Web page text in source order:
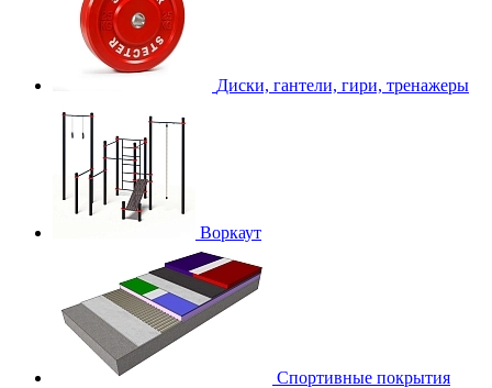
Диски, гантели, гири, тренажеры
Воркаут
Спортивные покрытия